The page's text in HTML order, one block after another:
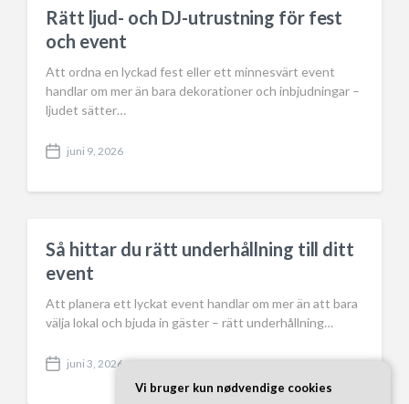
a
t
e
Rätt ljud- och DJ-utrustning för fest
och event
Att ordna en lyckad fest eller ett minnesvärt event
handlar om mer än bara dekorationer och inbjudningar –
ljudet sätter…
P
s
a
t
e
juni 9, 2026
Så hittar du rätt underhållning till ditt
event
Att planera ett lyckat event handlar om mer än att bara
välja lokal och bjuda in gäster – rätt underhållning…
P
juni 3, 2026
Vi bruger kun nødvendige cookies